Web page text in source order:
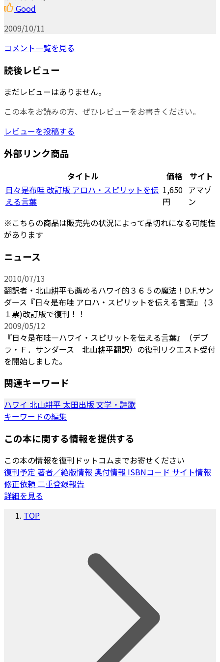
Good
2009/10/11
コメント一覧を見る
読後レビュー
まだレビューはありません。
この本をお読みの方、ぜひレビューをお書きください。
レビューを投稿する
外部リンク商品
タイトル 価格
サイト
日々是布哇 改訂版 アロハ・スピリットを伝
える言葉
1,650
円
アマゾ
ン
※こちらの商品は販売先の状況によって品切れになる可能性
があります
ニュース
2010/07/13
翻訳者・北山耕平も薦めるハワイ的３６５の魔法！D.F.サン
ダース『日々是布哇 アロハ・スピリットを伝える言葉』 (３
１票)改訂版で復刊！！
2009/05/12
『日々是布哇―ハワイ・スピリットを伝える言葉』（デブ
ラ・Ｆ．サンダース 北山耕平翻訳）の復刊リクエスト受付
を開始しました。
関連キーワード
ハワイ 北山耕平 太田出版文学・詩歌
キーワードの編集
この本に関する情報を提供する
この本の情報を復刊ドットコムまでお寄せください
復刊予定 著者／絶版情報 奥付情報 ISBNコード サイト情報
修正依頼 二重登録報告
詳細を見る
TOP